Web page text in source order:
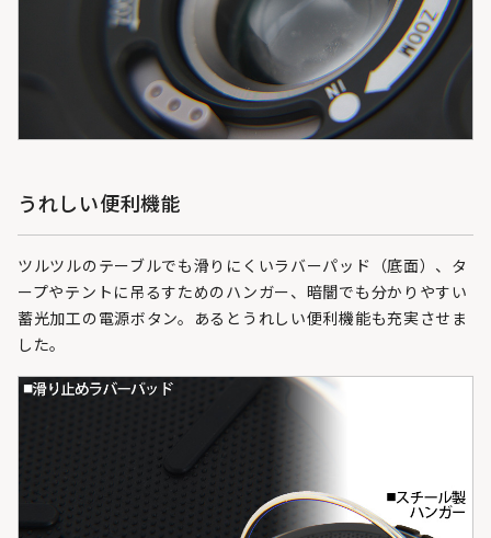
うれしい便利機能
ツルツルのテーブルでも滑りにくいラバーパッド（底面）、タ
ープやテントに吊るすためのハンガー、暗闇でも分かりやすい
蓄光加工の電源ボタン。あるとうれしい便利機能も充実させま
した。